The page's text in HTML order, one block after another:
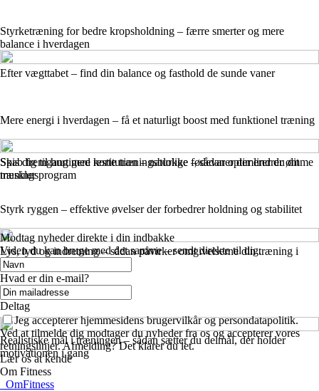
Styrketræning for bedre kropsholdning – færre smerter og mere
balance i hverdagen
Mere energi i hverdagen – få et naturligt boost med funktionel træning
Styrk ryggen – effektive øvelser der forbedrer holdning og stabilitet
Efter vægttabet – find din balance og fasthold de sunde vaner
Skab fremgang med korte træningsblokke – sådan optimerer du dit
træningsprogram
Lys, lyd og indretning – sådan påvirker omgivelserne din træning i
fitnesscenteret
Realistiske mål i træningen – sådan sætter du delmål, der holder
motivationen i gang
Spis dig til hurtigere restitution – naturlige fødevarer der lindrer ømme
muskler
Modtag nyheder direkte i din indbakke
Viden du kan bruge med det samme – sendt direkte til dig.
Hvad er din e-mail?
Deltag
Jeg accepterer hjemmesidens brugervilkår og persondatapolitik.
Ved at tilmelde dig modtager du nyheder fra os og accepterer vores
retningslinjer. Afmelding? Det klarer du let.
Lær os at kende
Om Fitness
OmFitness